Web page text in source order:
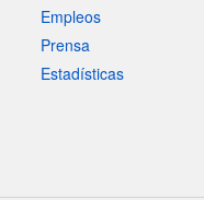
Empleos
Prensa
Estadísticas